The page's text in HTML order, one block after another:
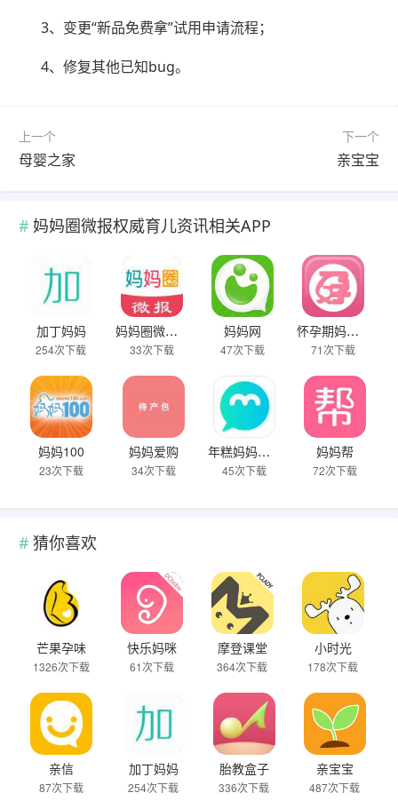
3、变更“新品免费拿”试用申请流程；
4、修复其他已知bug。
上一个
母婴之家
下一个
亲宝宝
妈妈圈微报权威育儿资讯相关APP
加丁妈妈
254次下载
妈妈圈微报权威育儿资讯
33次下载
妈妈网
47次下载
怀孕期妈妈必备
71次下载
妈妈100
23次下载
妈妈爱购
34次下载
年糕妈妈育儿
45次下载
妈妈帮
72次下载
猜你喜欢
芒果孕味
1326次下载
快乐妈咪
61次下载
摩登课堂
364次下载
小时光
178次下载
亲信
87次下载
加丁妈妈
254次下载
胎教盒子
336次下载
亲宝宝
487次下载